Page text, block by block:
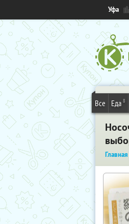
Уфа
Все Еда 8
Главная